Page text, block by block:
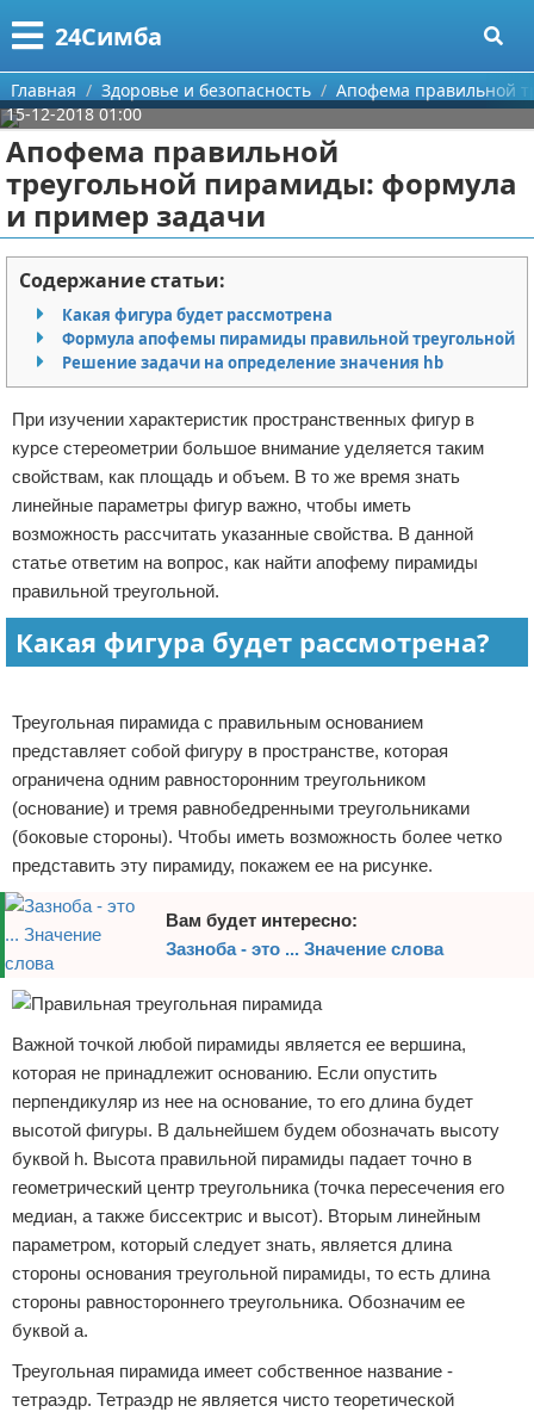
24Симба
Меню
Главная
Категории
Государство и право
Причинение вреда
Иммиграция
Здоровье и безопасность
Поиск
О проекте
Контакты
Сотрудничество
Для правообладателей
Условия предоставления информации
Отказ от ответственности
Главная Здоровье и безопасность
Апофема правильной
15-12-2018 01:00
Апофема правильной
треугольной пирамиды: формула
и пример задачи
Содержание статьи:
Какая фигура будет рассмотрена
Формула апофемы пирамиды правильной треугольной
Решение задачи на определение значения hb
При изучении характеристик пространственных фигур в
курсе стереометрии большое внимание уделяется таким
свойствам, как площадь и объем. В то же время знать
линейные параметры фигур важно, чтобы иметь
возможность рассчитать указанные свойства. В данной
статье ответим на вопрос, как найти апофему пирамиды
правильной треугольной.
Какая фигура будет рассмотрена?
Треугольная пирамида с правильным основанием
представляет собой фигуру в пространстве, которая
ограничена одним равносторонним треугольником
(основание) и тремя равнобедренными треугольниками
(боковые стороны). Чтобы иметь возможность более четко
представить эту пирамиду, покажем ее на рисунке.
Вам будет интересно:
Зазноба - это ... Значение слова
Важной точкой любой пирамиды является ее вершина,
которая не принадлежит основанию. Если опустить
перпендикуляр из нее на основание, то его длина будет
высотой фигуры. В дальнейшем будем обозначать высоту
буквой h. Высота правильной пирамиды падает точно в
геометрический центр треугольника (точка пересечения его
медиан, а также биссектрис и высот). Вторым линейным
параметром, который следует знать, является длина
стороны основания треугольной пирамиды, то есть длина
стороны равностороннего треугольника. Обозначим ее
буквой a.
Треугольная пирамида имеет собственное название -
тетраэдр. Тетраэдр не является чисто теоретической